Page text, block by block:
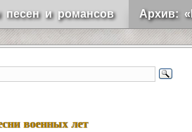
песен и романсов Архив:
военных лет